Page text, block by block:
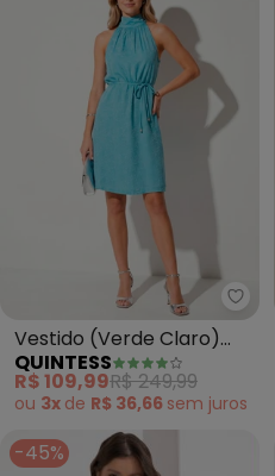
Vestido (Verde Claro)
em Tecido Jacquard
QUINTESS
R$ 109,99R$ 249,99
ou 3x de R$ 36,66 sem juros
-45%